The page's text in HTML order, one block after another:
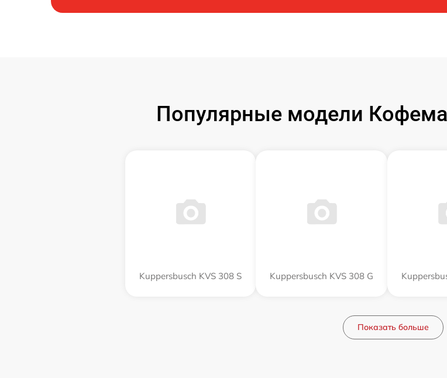
Популярные модели
Kuppersbusch KVS 308 S Kuppersbusch KVS 308 G
Показать больше